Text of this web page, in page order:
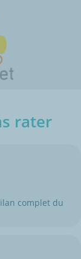
rater
complet du